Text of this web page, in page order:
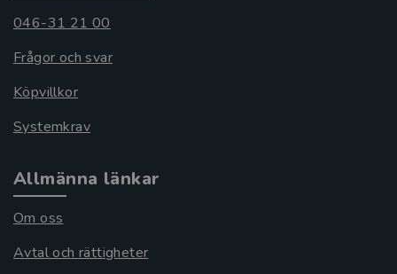
046-31 21 00
Frågor och svar
Köpvillkor
Systemkrav
Allmänna länkar
Om oss
Avtal och rättigheter